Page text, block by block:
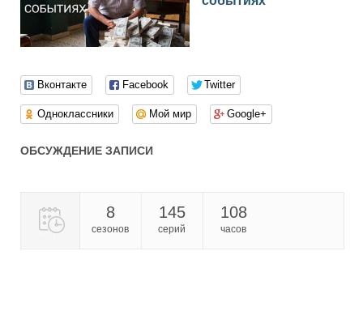
Вконтакте Facebook Twitter
Одноклассники Мой мир Google+
ОБСУЖДЕНИЕ ЗАПИСИ
8
сезонов
145
серий
108
часов